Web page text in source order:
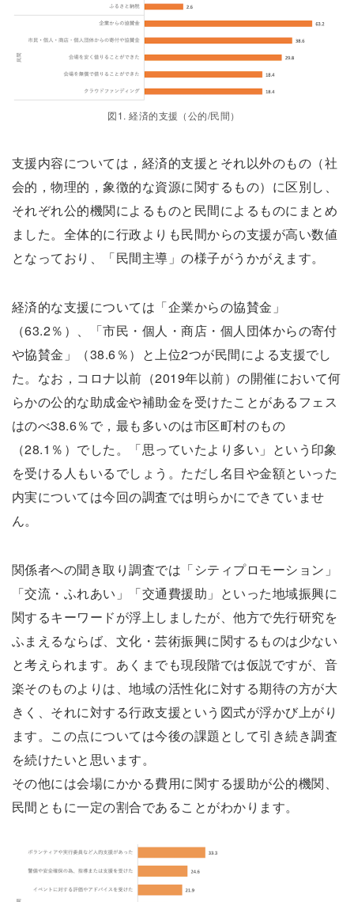
図1. 経済的支援（公的/民間）
支援内容については，経済的支援とそれ以外のもの（社
会的，物理的，象徴的な資源に関するもの）に区別し、
それぞれ公的機関によるものと民間によるものにまとめ
ました。全体的に行政よりも民間からの支援が高い数値
となっており、「民間主導」の様子がうかがえます。
経済的な支援については「企業からの協賛金」
（63.2％）、「市民・個人・商店・個人団体からの寄付
や協賛金」（38.6％）と上位2つが民間による支援でし
た。なお，コロナ以前（2019年以前）の開催において何
らかの公的な助成金や補助金を受けたことがあるフェス
はのべ38.6％で，最も多いのは市区町村のもの
（28.1％）でした。「思っていたより多い」という印象
を受ける人もいるでしょう。ただし名目や金額といった
内実については今回の調査では明らかにできていませ
ん。
関係者への聞き取り調査では「シティプロモーション」
「交流・ふれあい」「交通費援助」といった地域振興に
関するキーワードが浮上しましたが、他方で先行研究を
ふまえるならば、文化・芸術振興に関するものは少ない
と考えられます。あくまでも現段階では仮説ですが、音
楽そのものよりは、地域の活性化に対する期待の方が大
きく、それに対する行政支援という図式が浮かび上がり
ます。この点については今後の課題として引き続き調査
を続けたいと思います。
その他には会場にかかる費用に関する援助が公的機関、
民間ともに一定の割合であることがわかります。